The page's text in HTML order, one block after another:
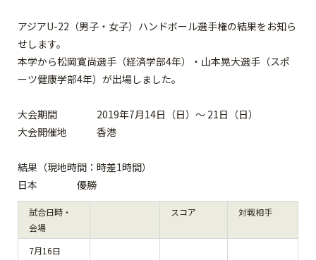
アジアU-22（男子・女子）ハンドボール選手権の結果をお知ら
せします。
本学から松岡寛尚選手（経済学部4年）・山本晃大選手（スポ
ーツ健康学部4年）が出場しました。
大会期間 2019年7月14日（日）～ 21日（日）
大会開催地 香港
結果（現地時間：時差1時間）
日本 優勝
試合日時・
会場
スコア 対戦相手
7月16日